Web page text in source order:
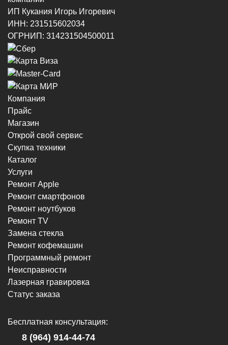
г. Новороссийск, ул. Котанова, 4
8 (964) 914-44-74 (с 9:00 до 20:00)
8 (964) 914-44-74
г. Новороссийск, пр-кт Ленина, 107
8 (964) 914-44-74
г. Новороссийск, ул. Героев Десантников,
8 (964) 914-44-74(с 9:00 до 20:00)
ИП Кукания Игорь Игоревич
ИНН: 231515602034
ОГРНИП: 314231504500011
Компания
Прайс
Магазин
Открой свой сервис
Скупка техники
Каталог
Услуги
Ремонт Apple
Ремонт смартфонов
Ремонт ноутбуков
Ремонт TV
Замена стекла
Ремонт кофемашин
Программный ремонт
Неисправности
Лазерная гравировка
Статус заказа
Бесплатная консультация:
8 (964) 914-44-74